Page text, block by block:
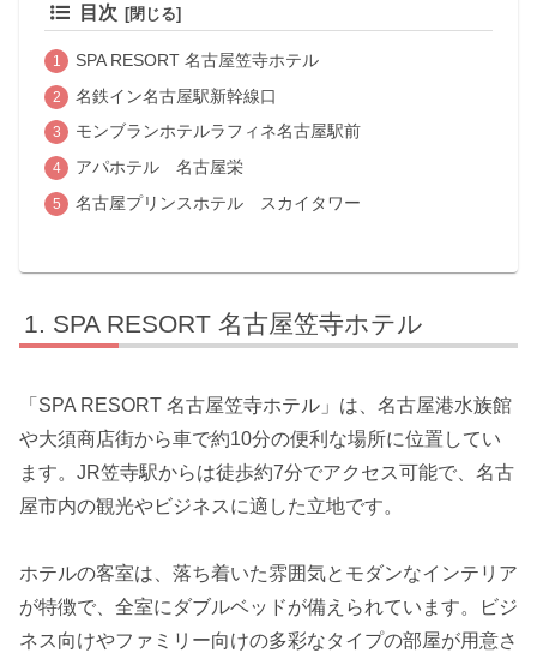
目次
SPA RESORT 名古屋笠寺ホテル
名鉄イン名古屋駅新幹線口
モンブランホテルラフィネ名古屋駅前
アパホテル 名古屋栄
名古屋プリンスホテル スカイタワー
SPA RESORT 名古屋笠寺ホテル
「SPA RESORT 名古屋笠寺ホテル」は、名古屋港水族館
や大須商店街から車で約10分の便利な場所に位置してい
ます。JR笠寺駅からは徒歩約7分でアクセス可能で、名古
屋市内の観光やビジネスに適した立地です。
ホテルの客室は、落ち着いた雰囲気とモダンなインテリア
が特徴で、全室にダブルベッドが備えられています。ビジ
ネス向けやファミリー向けの多彩なタイプの部屋が用意さ